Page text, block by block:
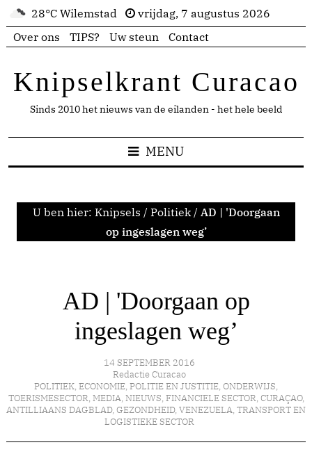
28°C Wilemstad
vrijdag, 7 augustus 2026
Over ons
TIPS? Uw steun Contact
Knipselkrant Curacao
Sinds 2010 het nieuws van de eilanden - het hele beeld
MENU
U ben hier: Knipsels / Politiek / AD | 'Doorgaan
op ingeslagen weg’
AD | 'Doorgaan op
ingeslagen weg’
14 SEPTEMBER 2016
Redactie Curacao
POLITIEK, ECONOMIE, POLITIE EN JUSTITIE, ONDERWIJS,
TOERISMESECTOR, MEDIA, NIEUWS, FINANCIELE SECTOR, CURAÇAO,
ANTILLIAANS DAGBLAD, GEZONDHEID, VENEZUELA, TRANSPORT EN
LOGISTIEKE SECTOR